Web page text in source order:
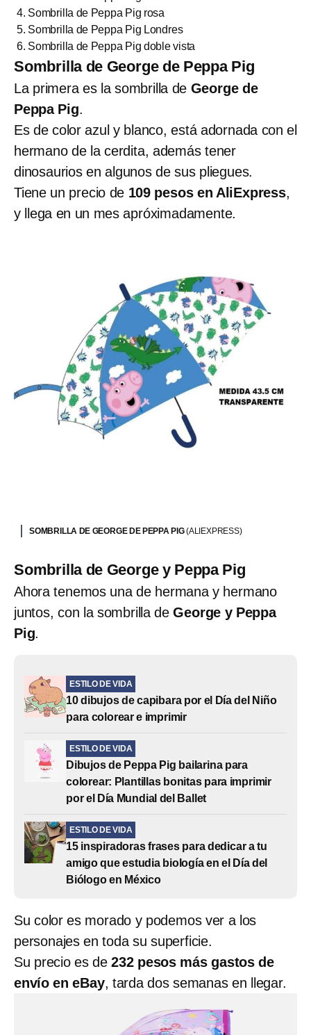
Sombrilla de Peppa Pig rosa
Sombrilla de Peppa Pig Londres
Sombrilla de Peppa Pig doble vista
Sombrilla de George de Peppa Pig
La primera es la sombrilla de George de
Peppa Pig.
Es de color azul y blanco, está adornada con el
hermano de la cerdita, además tener
dinosaurios en algunos de sus pliegues.
Tiene un precio de 109 pesos en AliExpress,
y llega en un mes apróximadamente.
SOMBRILLA DE GEORGE DE PEPPA PIG(ALIEXPRESS)
Sombrilla de George y Peppa Pig
Ahora tenemos una de hermana y hermano
juntos, con la sombrilla deGeorge y Peppa
Pig.
ESTILO DE VIDA
10 dibujos de capibara por el Día del Niño
para colorear e imprimir
ESTILO DE VIDA
Dibujos de Peppa Pig bailarina para
colorear: Plantillas bonitas para imprimir
por el Día Mundial del Ballet
ESTILO DE VIDA
15 inspiradoras frases para dedicar a tu
amigo que estudia biología en el Día del
Biólogo en México
Su color es morado y podemos ver a los
personajes en toda su superficie.
Su precio es de232 pesos más gastos de
envío en eBay, tarda dos semanas en llegar.